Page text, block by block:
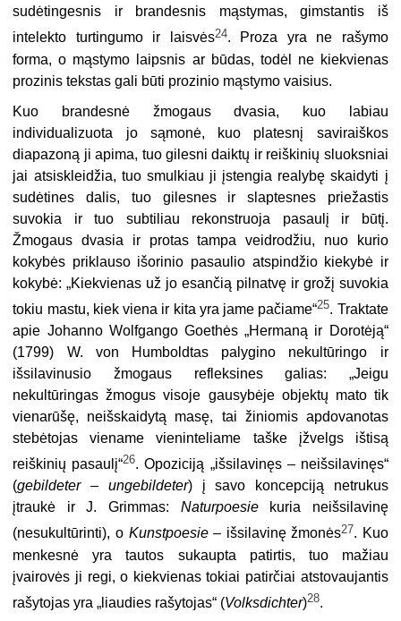
sudėtingesnis ir brandesnis mąstymas, gimstantis iš
intelekto turtingumo ir laisvės24. Proza yra ne rašymo
forma, o mąstymo laipsnis ar būdas, todėl ne kiekvienas
prozinis tekstas gali būti prozinio mąstymo vaisius.
Kuo brandesnė žmogaus dvasia, kuo labiau
individualizuota jo sąmonė, kuo platesnį saviraiškos
diapazoną ji apima, tuo gilesni daiktų ir reiškinių sluoksniai
jai atsiskleidžia, tuo smulkiau ji įstengia realybę skaidyti į
sudėtines dalis, tuo gilesnes ir slaptesnes priežastis
suvokia ir tuo subtiliau rekonstruoja pasaulį ir būtį.
Žmogaus dvasia ir protas tampa veidrodžiu, nuo kurio
kokybės priklauso išorinio pasaulio atspindžio kiekybė ir
kokybė: „Kiekvienas už jo esančią pilnatvę ir grožį suvokia
tokiu mastu, kiek viena ir kita yra jame pačiame“25. Traktate
apie Johanno Wolfgango Goethės „Hermaną ir Dorotėją“
(1799) W. von Humboldtas palygino nekultūringo ir
išsilavinusio žmogaus refleksines galias: „Jeigu
nekultūringas žmogus visoje gausybėje objektų mato tik
vienarūšę, neišskaidytą masę, tai žiniomis apdovanotas
stebėtojas viename vieninteliame taške įžvelgs ištisą
reiškinių pasaulį“26. Opoziciją „išsilavinęs – neišsilavinęs“
(gebildeter – ungebildeter) į savo koncepciją netrukus
įtraukė ir J. Grimmas: Naturpoesiekuria neišsilavinę
(nesukultūrinti), o Kunstpoesie – išsilavinę žmonės27. Kuo
menkesnė yra tautos sukaupta patirtis, tuo mažiau
įvairovės ji regi, o kiekvienas tokiai patirčiai atstovaujantis
rašytojas yra „liaudies rašytojas“ (Volksdichter)28.